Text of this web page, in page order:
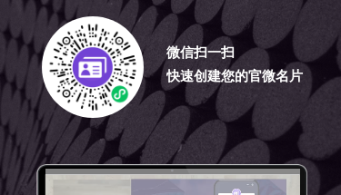
微信扫一扫
快速创建您的官微名片